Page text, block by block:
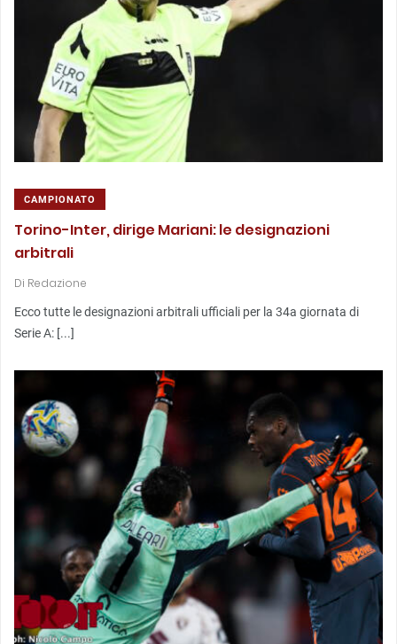
CAMPIONATO
Torino-Inter, dirige Mariani: le designazioni
arbitrali
Di Redazione
Ecco tutte le designazioni arbitrali ufficiali per la 34a giornata di
Serie A: [...]